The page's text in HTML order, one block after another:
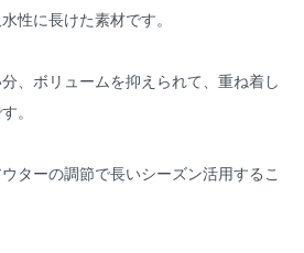
性に長けた素材です。
、ボリュームを抑えられて、重ね着し
。
ターの調節で長いシーズン活用するこ